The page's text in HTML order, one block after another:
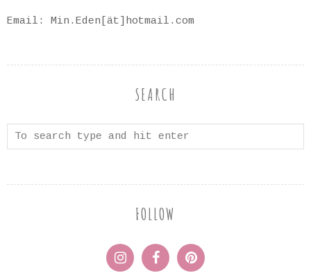
Email: Min.Eden[ät]hotmail.com
SEARCH
FOLLOW